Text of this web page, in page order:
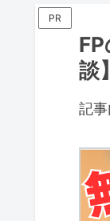
PR
談】
記事